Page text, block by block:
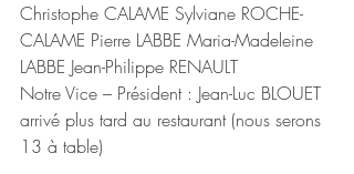
Christophe CALAME Sylviane ROCHE-
CALAME Pierre LABBE Maria-Madeleine
LABBE Jean-Philippe RENAULT
Notre Vice – Président : Jean-Luc BLOUET
arrivé plus tard au restaurant (nous serons
13 à table)